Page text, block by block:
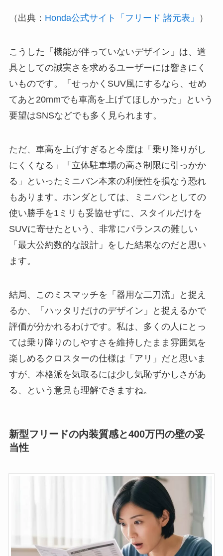
（出典： Honda公式サイト「フリード 諸元表」 ）
こうした「機能が伴っていないデザイン」は、道
具としての誠実さを求めるユーザーには響きにく
いものです。「せっかくSUV風にするなら、せめ
てあと20mmでも車高を上げてほしかった」という
要望はSNSなどでも多く見られます。
ただ、車高を上げすぎると今度は「乗り降りがし
にくくなる」「立体駐車場の高さ制限に引っかか
る」といったミニバン本来の利便性を損なう恐れ
もあります。ホンダとしては、ミニバンとしての
使い勝手を1ミリも妥協せずに、スタイルだけを
SUVに寄せたという、非常にバランスの難しい
「最大公約数的な設計」をした結果なのだと思い
ます。
結局、このミスマッチを「器用な二刀流」と捉え
るか、「ハッタリだけのデザイン」と捉えるかで
評価が分かれるわけです。私は、多くの人にとっ
ては乗り降りのしやすさを維持したまま雰囲気を
楽しめるクロスターの仕様は「アリ」だと思いま
すが、本格派を気取るには少し気恥ずかしさがあ
る、という意見も理解できますね。
新型フリードの内装質感と400万円の壁の妥
当性